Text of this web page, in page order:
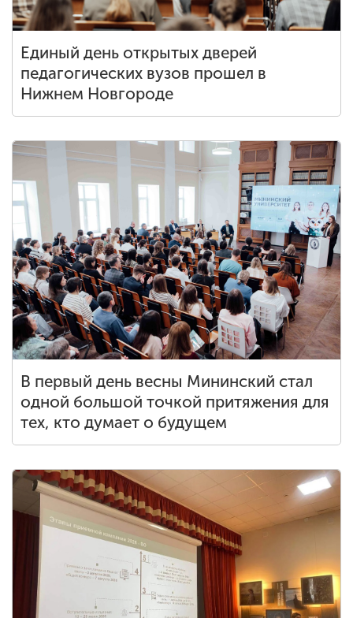
Международная
деятельность
Другие виды
Студенческая жизнь
Сведения об
образовательной
организации
ENG SPN CHI
комиссия
+7 (831) 262-26-20
Единый день открытых дверей
педагогических вузов прошел в
Нижнем Новгороде
В первый день весны Мининский стал
одной большой точкой притяжения для
тех, кто думает о будущем